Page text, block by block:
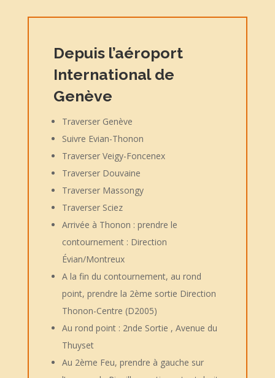
Depuis l’aéroport
International de
Genève
Traverser Genève
Suivre Evian-Thonon
Traverser Veigy-Foncenex
Traverser Douvaine
Traverser Massongy
Traverser Sciez
Arrivée à Thonon : prendre le
contournement : Direction
Évian/Montreux
A la fin du contournement, au rond
point, prendre la 2ème sortie Direction
Thonon-Centre (D2005)
Au rond point : 2nde Sortie , Avenue du
Thuyset
Au 2ème Feu, prendre à gauche sur